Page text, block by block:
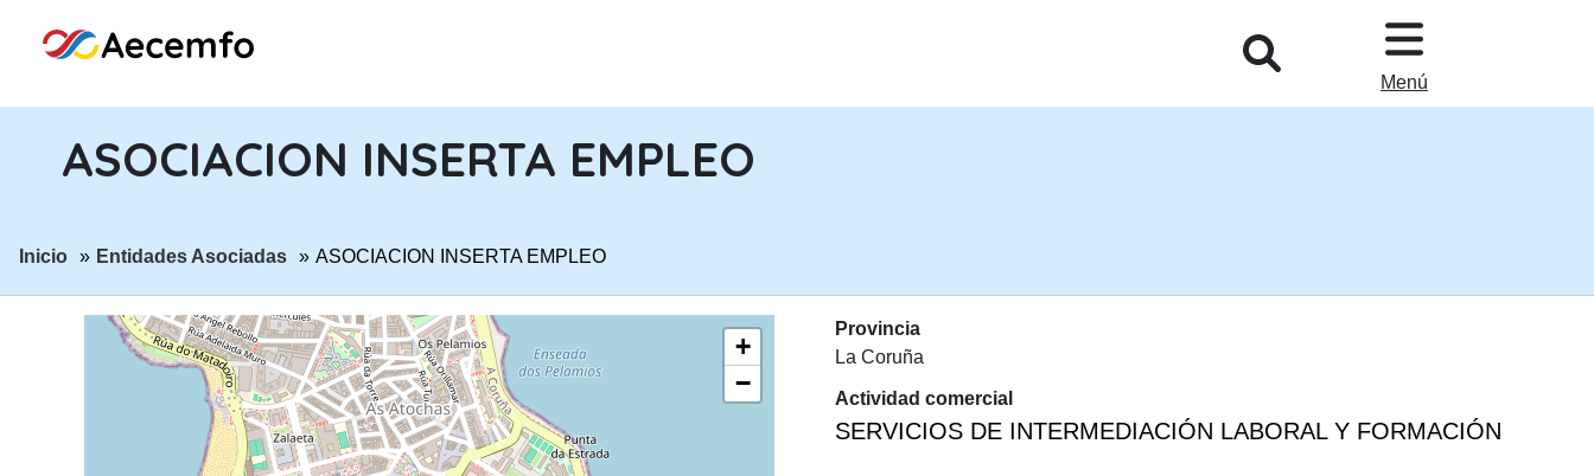
Menú
ASOCIACION INSERTA EMPLEO
ir a página:
Inicio ir a página:
Entidades Asociadas ASOCIACION INSERTA EMPLEO
+
−
Provincia
La Coruña
Actividad comercial
SERVICIOS DE INTERMEDIACIÓN LABORAL Y FORMACIÓN